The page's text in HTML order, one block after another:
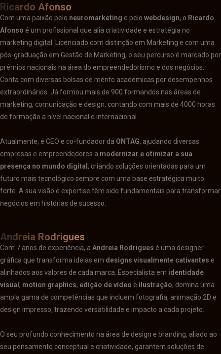
Ricardo Afonso
Com uma paixão pelo neuromarketing e pelo webdesign, o Ricardo
Afonso é um profissional que alia criatividade e estratégia no
marketing digital. Licenciado com distinção em Marketing e com uma
pós-graduação em Gestão de Marketing, o seu percurso é marcado por
prémios nacionais na área do empreendedorismo e dos negócios.
Conta com diversas bolsas de mérito académicas por desempenhos
extraordinários. Já formou mais de 900 formandos nas áreas de
marketing, comunicação e design, contando com mais de 4000 horas
de formação a nível nacional e internacional.
Atualmente, é CEO e co-fundador da ONTAG, ajudando diversas
empresas e empreendedores a modernizar e otimizar a sua
presença no mundo digital , criando soluções orientadas para um
futuro mais tecnológico sempre com uma base estratégica muito
forte. A sua visão e expertise têm sido fundamentais para transformar
negócios em histórias de sucesso.
Andreia Rodrigues
Com 7 anos de experiência, a Andreia Rodrigues é uma designer
gráfica que transforma ideias em designs visualmente cativantes e
alinhados aos valores de cada marca. Especialista em identidade
visual , motion graphics, edição de vídeo e ilustração, domina uma
ampla gama de competências que incluem fotografia, animação 2D e
design impresso, trazendo versatilidade e impacto a cada projeto.
O seu profundo conhecimento na área de design e branding, aliado ao
seu pensamento conceptual e criatividade, garantem soluções de